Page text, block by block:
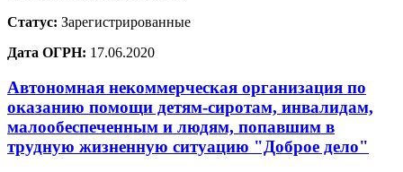
Статус: Зарегистрированные
Дата ОГРН: 17.06.2020
Автономная некоммерческая организация по
оказанию помощи детям-сиротам, инвалидам,
малообеспеченным и людям, попавшим в
трудную жизненную ситуацию "Доброе дело"